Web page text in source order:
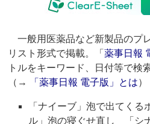
一般用医薬品など新製品のプ
リスト形式で掲載。「薬事日報
トルをキーワード、日付等で検
（→
「薬事日報 電子版」とは）
「ナイーブ」泡で出てく
ル」泡の寝ぐせ直し 「シ